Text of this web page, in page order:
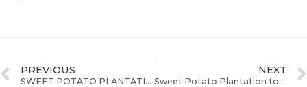
PREVIOUS
SWEET POTATO PLANTATION TO BOOST ECER’S FOOD PRODUCTION
NEXT
Sweet Potato Plantation to boost ECER's food production